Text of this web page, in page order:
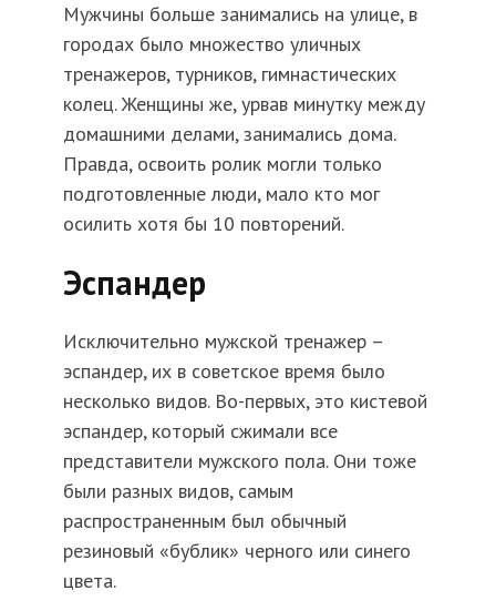
Мужчины больше занимались на улице, в
городах было множество уличных
тренажеров, турников, гимнастических
колец. Женщины же, урвав минутку между
домашними делами, занимались дома.
Правда, освоить ролик могли только
подготовленные люди, мало кто мог
осилить хотя бы 10 повторений.
Эспандер
Исключительно мужской тренажер –
эспандер, их в советское время было
несколько видов. Во-первых, это кистевой
эспандер, который сжимали все
представители мужского пола. Они тоже
были разных видов, самым
распространенным был обычный
резиновый «бублик» черного или синего
цвета.